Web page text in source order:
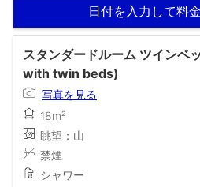
日付を入力して料
スタンダードルーム ツインベ
with twin beds)
写真を見る
18m²
眺望：山
禁煙
シャワー